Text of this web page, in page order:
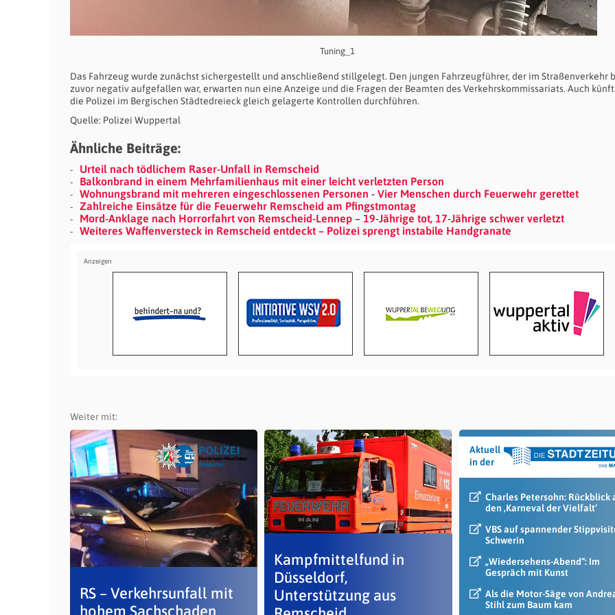
Tuning_1
Das Fahrzeug wurde zunächst sichergestellt und anschließend stillgelegt. Den jungen Fahrzeugführer, der im Straßenverkehr
zuvor negativ aufgefallen war, erwarten nun eine Anzeige und die Fragen der Beamten des Verkehrskommissariats. Auch
die Polizei im Bergischen Städtedreieck gleich gelagerte Kontrollen durchführen.
Quelle: Polizei Wuppertal
Ähnliche Beiträge:
Urteil nach tödlichem Raser-Unfall in Remscheid
Balkonbrand in einem Mehrfamilienhaus mit einer leicht verletzten Person
Wohnungsbrand mit mehreren eingeschlossenen Personen - Vier Menschen durch Feuerwehr gerettet
Zahlreiche Einsätze für die Feuerwehr Remscheid am Pfingstmontag
Mord-Anklage nach Horrorfahrt von Remscheid-Lennep – 19-Jährige tot, 17-Jährige schwer verletzt
Weiteres Waffenversteck in Remscheid entdeckt – Polizei sprengt instabile Handgranate
Weiter mit:
RS – Verkehrsunfall mit
hohem Sachschaden
Kampfmittelfund in
Düsseldorf,
Unterstützung aus
Aktuell
in der
Charles Petersohn: Rückblick
den ‚Karneval der Vielfalt‘
VBS auf spannender
Schwerin
„Wiedersehens-Abend“: Im
Gespräch mit Kunst
Als die Motor-Säge von
Stihl zum Baum kam